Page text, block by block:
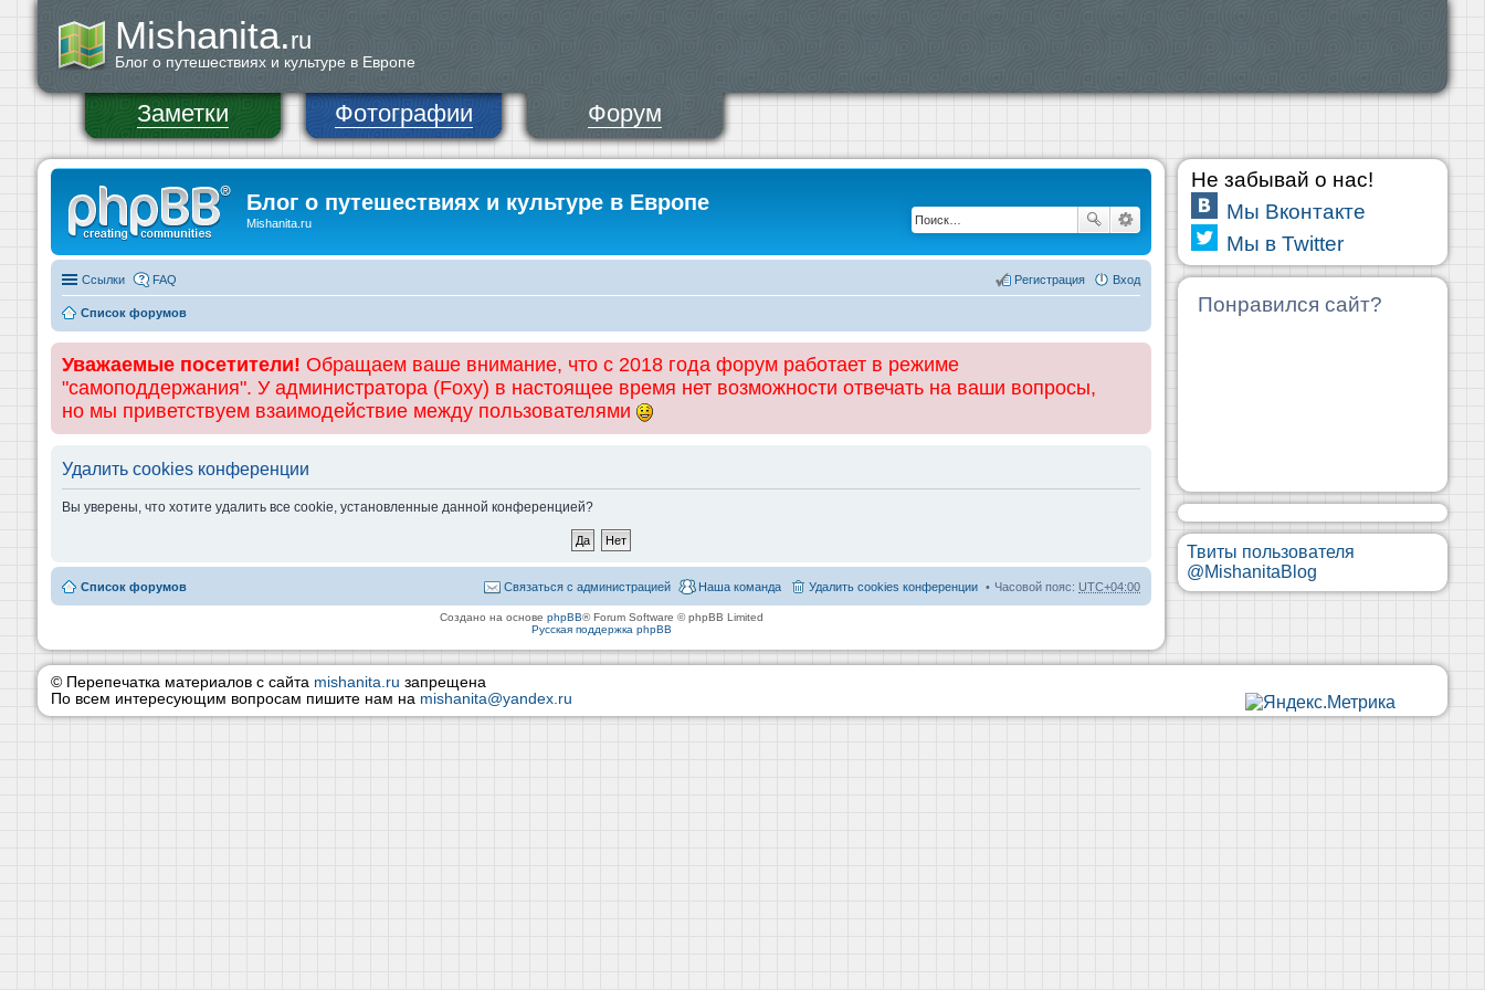
Mishanita.ru
Блог о путешествиях и культуре в Европе
Заметки Фотографии Форум
Блог о путешествиях и культуре в Европе
Mishanita.ru
Ссылки FAQ Вход
Регистрация
Список форумов
Уважаемые посетители! Обращаем ваше внимание, что с 2018 года форум работает в режиме
"самоподдержания". У администратора (Foxy) в настоящее время нет возможности отвечать на ваши вопросы,
но мы приветствуем взаимодействие между пользователями
Удалить cookies конференции
Вы уверены, что хотите удалить все cookie, установленные данной конференцией?
Список форумов Часовой пояс: UTC+04:00
Удалить cookies конференции
Наша команда
Связаться с администрацией
Создано на основе phpBB® Forum Software © phpBB Limited
Русская поддержка phpBB
Не забывай о нас!
Мы Вконтакте
Мы в Twitter
Понравился сайт?
Твиты пользователя
@MishanitaBlog
© Перепечатка материалов с сайта mishanita.ru запрещена
По всем интересующим вопросам пишите нам на mishanita@yandex.ru